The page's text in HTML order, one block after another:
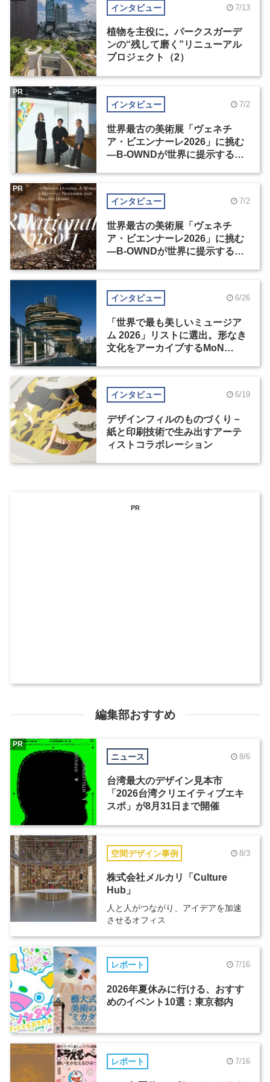
インタビュー 7/13
植物を主役に。パークスガーデ
ンの“残して磨く”リニューアル
プロジェクト（2）
インタビュー 7/2
世界最古の美術展「ヴェネチ
ア・ビエンナーレ2026」に挑む
―B-OWNDが世界に提示する美
PR
インタビュー 7/2
世界最古の美術展「ヴェネチ
ア・ビエンナーレ2026」に挑む
―B-OWNDが世界に提示する美
PR
インタビュー 6/26
「世界で最も美しいミュージア
ム 2026」リストに選出。形なき
文化をアーカイブするMoN
インタビュー 6/19
デザインフィルのものづくり－
紙と印刷技術で生み出すアーテ
ィストコラボレーション
PR
編集部おすすめ
ニュース 8/6
台湾最大のデザイン見本市
「2026台湾クリエイティブエキ
スポ」が8月31日まで開催
PR
空間デザイン事例 8/3
株式会社メルカリ「Culture
Hub」
人と人がつながり、アイデアを加速
させるオフィス
レポート 7/16
2026年夏休みに行ける、おすす
めのイベント10選：東京都内
レポート 7/16